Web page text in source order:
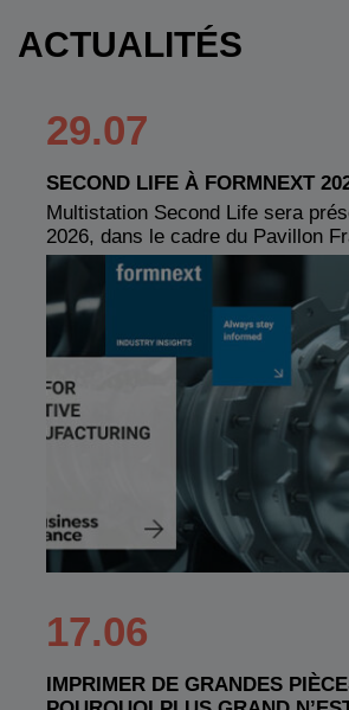
ACTUALITÉS
29.07
SECOND LIFE À FORMNEXT
Multistation Second Life sera
2026, dans le cadre du Pavillon
17.06
IMPRIMER DE GRANDES